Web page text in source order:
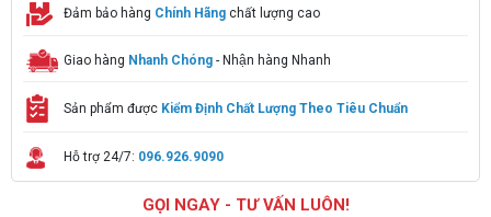
Đảm bảo hàng Chính Hãng chất lượng cao
Giao hàng Nhanh Chóng - Nhận hàng Nhanh
Sản phẩm được Kiểm Định Chất Lượng Theo Tiêu Chuẩn
Hỗ trợ 24/7: 096.926.9090
GỌI NGAY - TƯ VẤN LUÔN!